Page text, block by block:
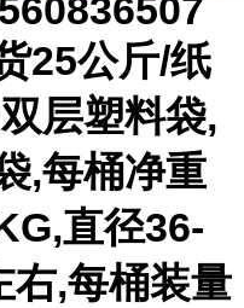
25公斤/纸
层塑料袋,
,每桶净重
直径36-
右,每桶装量